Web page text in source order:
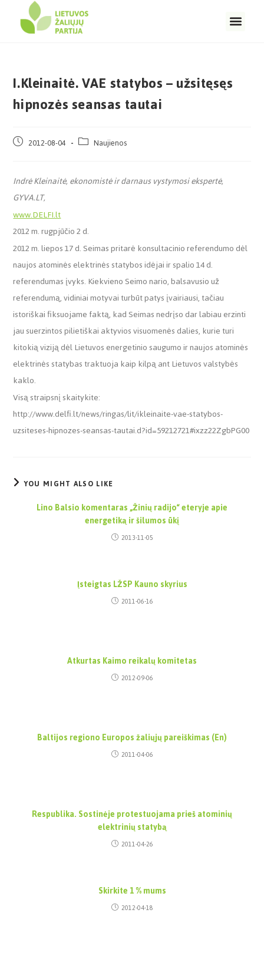
I.Kleinaitė. VAE statybos – užsitęsęs
hipnozės seansas tautai
2012-08-04 Naujienos
Indrė Kleinaitė, ekonomistė ir darnaus vystymosi ekspertė,
GYVA.LT,
www.DELFI.lt
2012 m. rugpjūčio 2 d.
2012 m. liepos 17 d. Seimas pritarė konsultacinio referendumo dėl
naujos atominės elektrinės statybos idėjai ir spalio 14 d.
referendumas įvyks. Kiekvieno Seimo nario, balsavusio už
referendumą, vidiniai motyvai turbūt patys įvairiausi, tačiau
istoriškai fiksuojame faktą, kad Seimas nedrįso dar labiau erzinti
jau suerzintos pilietiškai aktyvios visuomenės dalies, kurie turi
kitokią viziją dėl Lietuvos energetinio saugumo ir naujos atominės
elektrinės statybas traktuoja kaip kilpą ant Lietuvos valstybės
kaklo.
Visą straipsnį skaitykite:
http://www.delfi.lt/news/ringas/lit/ikleinaite-vae-statybos-
uzsiteses-hipnozes-seansas-tautai.d?id=59212721#ixzz22ZgbPG00
YOU MIGHT ALSO LIKE
Lino Balsio komentaras „Žinių radijo“ eteryje apie
energetiką ir šilumos ūkį
2013-11-05
Įsteigtas LŽSP Kauno skyrius
2011-06-16
Atkurtas Kaimo reikalų komitetas
2012-09-06
Baltijos regiono Europos žaliųjų pareiškimas (En)
2011-04-06
Respublika. Sostinėje protestuojama prieš atominių
elektrinių statybą
2011-04-26
Skirkite 1 % mums
2012-04-18